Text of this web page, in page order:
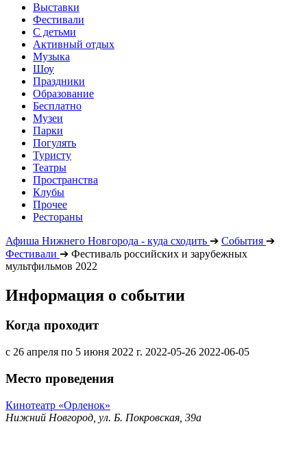
Выставки
Фестивали
С детьми
Активный отдых
Музыка
Шоу
Праздники
Образование
Бесплатно
Музеи
Парки
Погулять
Туристу
Театры
Пространства
Клубы
Прочее
Рестораны
Афиша Нижнего Новгорода - куда сходить ➔ События ➔
Фестивали ➔ Фестиваль российских и зарубежных
мультфильмов 2022
Информация о событии
Когда проходит
с 26 апреля по 5 июня 2022 г. 2022-05-26 2022-06-05
Место проведения
Кинотеатр «Орленок»
Нижний Новгород, ул. Б. Покровская, 39а